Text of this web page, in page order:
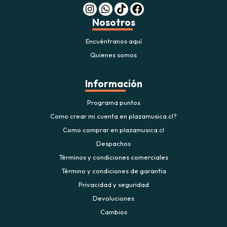
Nosotros
Encuéntranos aquí
Quienes somos
Información
Programa puntos
Como crear mi cuenta en plazamusica.cl?
Como comprar en plazamusica.cl
Despachos
Términos y condiciones comerciales
Término y condiciones de garantía
Privacidad y seguridad
Devoluciones
Cambios